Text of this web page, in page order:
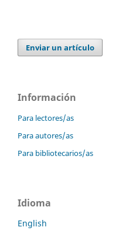
Enviar un artículo
Información
Para lectores/as
Para autores/as
Para bibliotecarios/as
Idioma
English